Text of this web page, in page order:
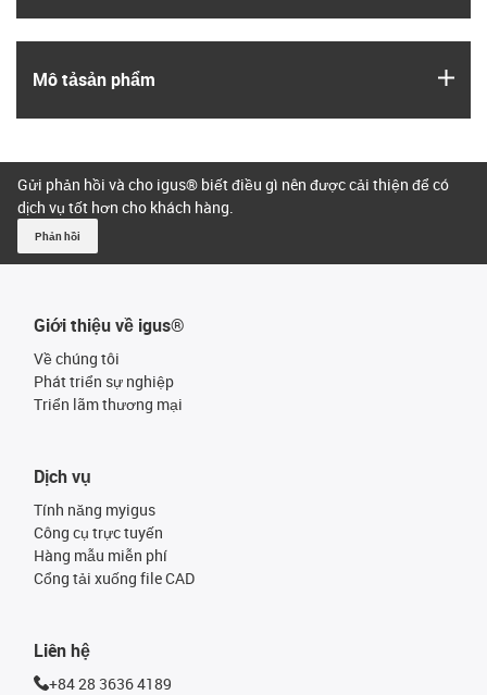
Mô tả­sản phẩm
Gửi phản hồi và cho igus® biết điều gì nên được cải thiện để có
dịch vụ tốt hơn cho khách hàng.
Phản hồi
Giới thiệu về igus®
Về chúng tôi
Phát triển sự nghiệp
Triển lãm thương mại
Dịch vụ
Tính năng myigus
Công cụ trực tuyến
Hàng mẫu miễn phí
Cổng tải xuống file CAD
Liên hệ
+84 28 3636 4189